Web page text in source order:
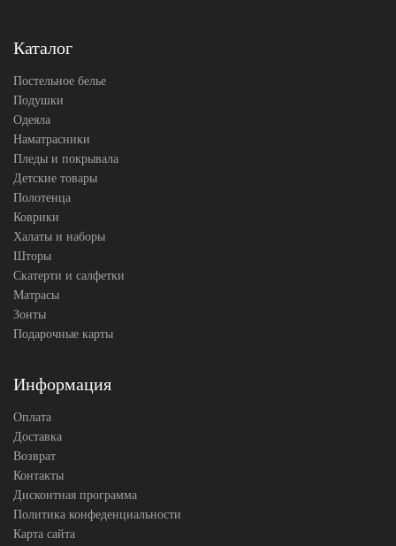
Каталог
Постельное белье
Подушки
Одеяла
Наматрасники
Пледы и покрывала
Детские товары
Полотенца
Коврики
Халаты и наборы
Шторы
Скатерти и салфетки
Матрасы
Зонты
Подарочные карты
Информация
Оплата
Доставка
Возврат
Контакты
Дисконтная программа
Политика конфеденциальности
Карта сайта